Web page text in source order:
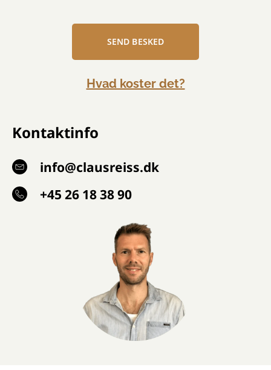
SEND BESKED
Hvad koster det?
Kontaktinfo
info@clausreiss.dk
+45 26 18 38 90